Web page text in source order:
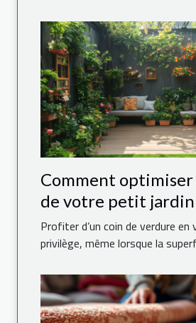
Comment optimiser
de votre petit jardin
Profiter d’un coin de verdure en
privilège, même lorsque la